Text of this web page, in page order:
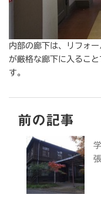
内部の廊下は、リフォ
が厳格な廊下に入るこ
す。
前の記事